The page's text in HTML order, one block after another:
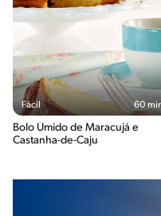
Fácil 60
Bolo Úmido de Maracujá e
Castanha-de-Caju